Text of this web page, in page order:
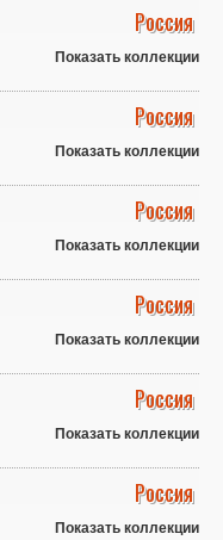
Россия
Показать коллекции
Россия
Показать коллекции
Россия
Показать коллекции
Россия
Показать коллекции
Россия
Показать коллекции
Россия
Показать коллекции